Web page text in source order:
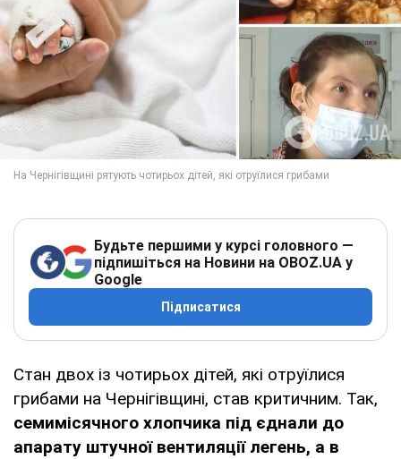
Будьте першими у курсі головного —
підпишіться на Новини на OBOZ.UA у
Google
Підписатися
Стан двох із чотирьох дітей, які отруїлися
грибами на Чернігівщині, став критичним. Так,
семимісячного хлопчика під єднали до
апарату штучної вентиляції легень, а в